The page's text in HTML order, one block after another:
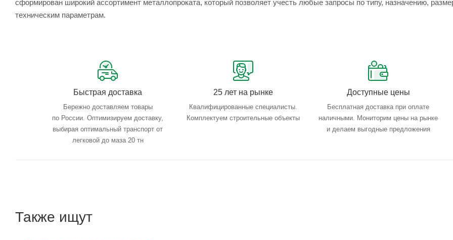
сформирован широкий ассортимент металлопроката, который позволяет учесть любые запросы по типу, назначению,
техническим параметрам.
Быстрая доставка
Бережно доставляем товары
по России. Оптимизируем доставку,
выбирая оптимальный транспорт от
легковой до маза 20 тн
25 лет на рынке
Квалифицированные специалисты.
Комплектуем строительные объекты
Доступные цены
Бесплатная доставка при оплате
наличными. Мониторим цены на рынке
и делаем выгодные предложения
Также ищут